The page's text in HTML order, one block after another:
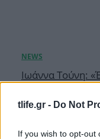
tlife.gr - Do Not
If you wish to opt-out
Ιωάννα Τούνη:
νοσοκομείο με
08.08.2026